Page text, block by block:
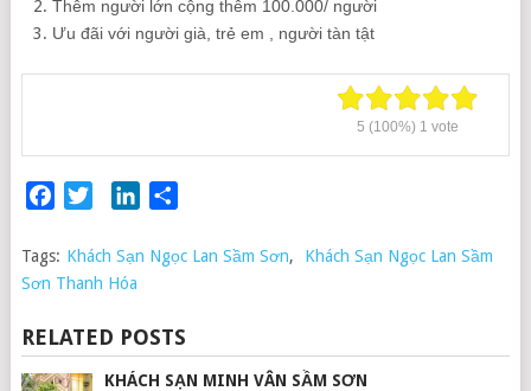
Thêm người lớn cộng thêm 100.000/ người
Ưu đãi với người già, trẻ em , người tàn tật
5 (100%) 1 vote
Facebook
TwitterLinkedIn
Tags: Khách Sạn Ngọc Lan Sầm Sơn,
Khách Sạn Ngọc Lan Sầm
Sơn Thanh Hóa
RELATED POSTS
KHÁCH SẠN MINH VÂN SẦM SƠN